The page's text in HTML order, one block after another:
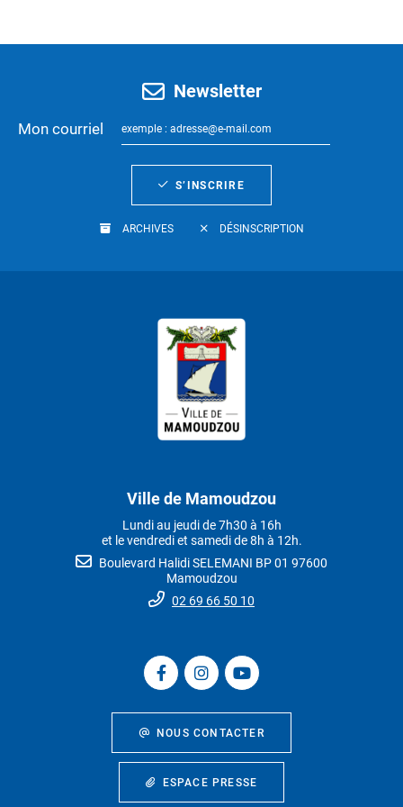
Newsletter
Mon courriel
S’INSCRIRE
ARCHIVES DÉSINSCRIPTION
Ville de Mamoudzou
Lundi au jeudi de 7h30 à 16h
et le vendredi et samedi de 8h à 12h.
Boulevard Halidi SELEMANI BP 01 97600
Mamoudzou
02 69 66 50 10
NOUS CONTACTER
ESPACE PRESSE